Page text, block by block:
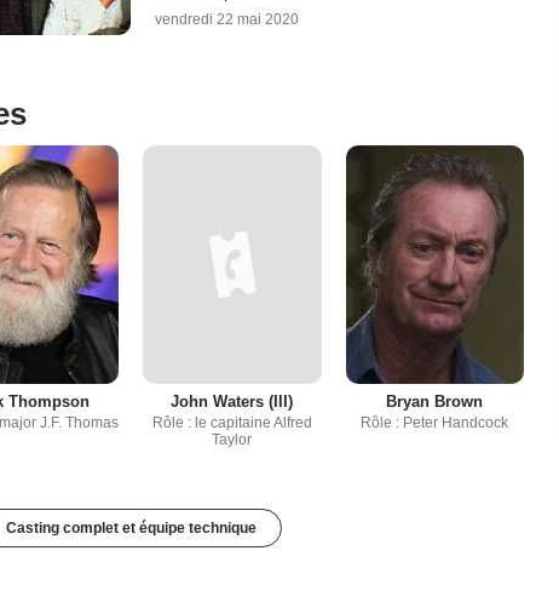
vendredi 22 mai 2020
Thompson
J.F. Thomas
John Waters (III)
Rôle : le capitaine Alfred
Taylor
Bryan Brown
Rôle : Peter Handcock
Casting complet et équipe technique